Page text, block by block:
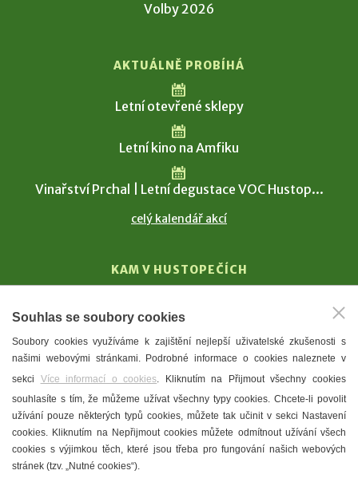
Volby 2026
AKTUÁLNĚ PROBÍHÁ
Letní otevřené sklepy
Letní kino na Amfiku
Vinařství Prchal | Letní degustace VOC Hustop...
celý kalendář akcí
KAM V HUSTOPEČÍCH
T. G. Masaryk
Mandloně
Ubytování
Restaurace
Městské muzeum a galerie
Denní meníčka
Souhlas se soubory cookies
Soubory cookies využíváme k zajištění nejlepší uživatelské zkušenosti s
našimi webovými stránkami. Podrobné informace o cookies naleznete v
sekci Více informací o cookies. Kliknutím na Přijmout všechny cookies
souhlasíte s tím, že můžeme užívat všechny typy cookies. Chcete-li povolit
užívání pouze některých typů cookies, můžete tak učinit v sekci Nastavení
cookies. Kliknutím na Nepřijmout cookies můžete odmítnout užívání všech
cookies s výjimkou těch, které jsou třeba pro fungování našich webových
stránek (tzv. „Nutné cookies“).